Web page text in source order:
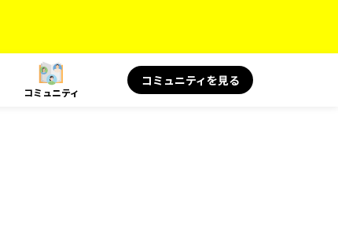
コミュニティ
コミュニティを見る